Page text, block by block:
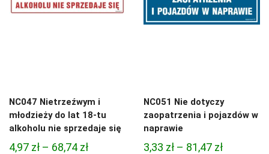
NC047 Nietrzeźwym i
młodzieży do lat 18-tu
alkoholu nie sprzedaje się
4,97 zł – 68,74 złZakres
NC051 Nie dotyczy
zaopatrzenia i pojazdów w
naprawie
3,33 zł – 81,47 złZakres